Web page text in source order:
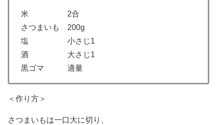
米 2合
さつまいも 200g
塩 小さじ1
酒 大さじ1
黒ゴマ 適量
＜作り方＞
さつまいもは一口大に切り、